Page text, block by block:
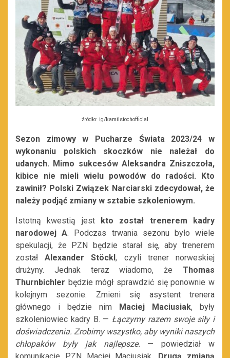
źródło: ig/kamilstochofficial
Sezon zimowy w Pucharze Świata 2023/24 w
wykonaniu polskich skoczków nie należał do
udanych. Mimo sukcesów Aleksandra Zniszczoła,
kibice nie mieli wielu powodów do radości. Kto
zawinił? Polski Związek Narciarski zdecydował, że
należy podjąć zmiany w sztabie szkoleniowym.
Istotną kwestią jest kto został trenerem kadry
narodowej A. Podczas trwania sezonu było wiele
spekulacji, że PZN będzie starał się, aby trenerem
zostałAlexander Stöckl, czyli trener norweskiej
drużyny. Jednak teraz wiadomo, że Thomas
Thurnbichler będzie mógł sprawdzić się ponownie w
kolejnym sezonie. Zmieni się asystent trenera
głównego i będzie nim Maciej Maciusiak, były
szkoleniowiec kadry B. — Łączymy razem swoje siły i
doświadczenia. Zrobimy wszystko, aby wyniki naszych
chłopaków były jak najlepsze. — powiedział w